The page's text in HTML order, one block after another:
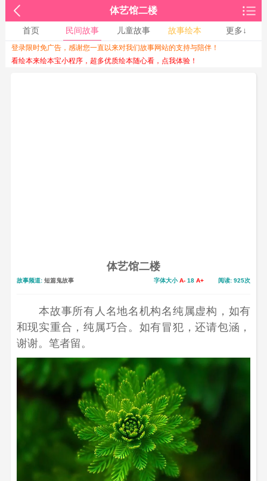
体艺馆二楼
首页 民间故事 儿童故事 故事绘本
更多↓
收起↑
登录限时免广告，感谢您一直以来对我们故事网站的支持与陪伴！
看绘本来绘本宝小程序，超多优质绘本随心看，点我体验！
体艺馆二楼
故事频道: 短篇鬼故事 字体大小A- 18 A+ 阅读: 925次
本故事所有人名地名机构名纯属虚构，如有
和现实重合，纯属巧合。如有冒犯，还请包涵，
谢谢。笔者留。